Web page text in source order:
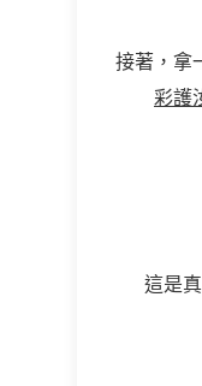
接著，拿
彩護
這是